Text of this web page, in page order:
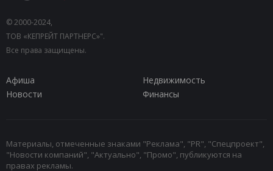
© 2000-2024,
ТОВ «КЕПРЕЙТ ПАРТНЕРС»".
Все права защищены.
Афиша
Недвижимость
Новости
Финансы
Материалы, отмеченные знаками "Реклама", "PR", "Спецпроект",
"Новости компаний", "Актуально", "Промо", публикуются на
правах рекламы.